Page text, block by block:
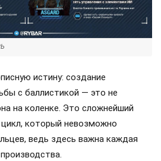
истину: создание
с баллистикой — это не
на коленке. Это сложнейший
который невозможно
ведь здесь важна каждая